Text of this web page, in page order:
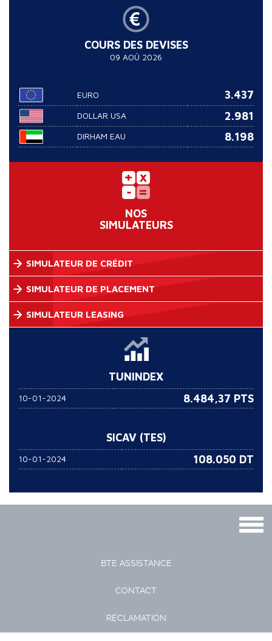
COURS DES DEVISES
09 AOÛ 2026
EURO 3.437
DOLLAR USA 2.981
DIRHAM EAU 8.198
NOS
SIMULATEURS
SIMULATEUR DE CRÉDIT
SIMULATEUR DE PLACEMENT
SIMULATEUR LEASING
TUNINDEX
10-01-2024 8.484,37 PTS
SICAV (TES)
10-01-2024 108.050 DT
BTE ASSISTANCE
CONTACT
RÉCLAMATION